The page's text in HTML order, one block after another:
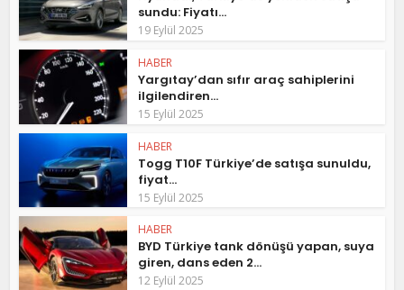
sundu: Fiyatı...
19 Eylül 2025
HABER
Yargıtay’dan sıfır araç sahiplerini
ilgilendiren...
15 Eylül 2025
HABER
Togg T10F Türkiye’de satışa sunuldu,
fiyat...
15 Eylül 2025
HABER
BYD Türkiye tank dönüşü yapan, suya
giren, dans eden 2...
12 Eylül 2025